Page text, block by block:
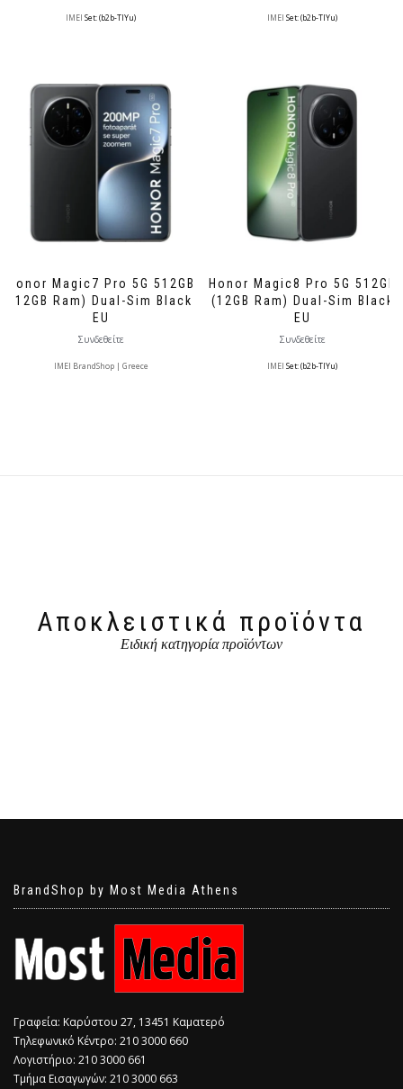
IMEI Set: (b2b-TlYu) IMEI Set: (b2b-TlYu)
Honor Magic7 Pro 5G 512GB
(12GB Ram) Dual-Sim Black
EU
Συνδεθείτε
IMEI BrandShop | Greece
Honor Magic8 Pro 5G 512GB
(12GB Ram) Dual-Sim Black
EU
Συνδεθείτε
IMEI Set: (b2b-TlYu)
Αποκλειστικά προϊόντα
Ειδική κατηγορία προϊόντων
BrandShop by Most Media Athens
Γραφεία: Καρύστου 27, 13451 Καματερό
Τηλεφωνικό Κέντρο: 210 3000 660
Λογιστήριο: 210 3000 661
Τμήμα Εισαγωγών: 210 3000 663